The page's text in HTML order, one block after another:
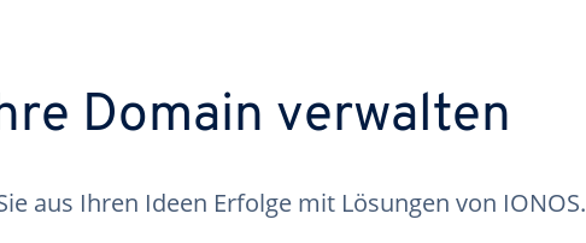
Domain verwalten
aus Ihren Ideen Erfolge mit Lösungen von IONOS.